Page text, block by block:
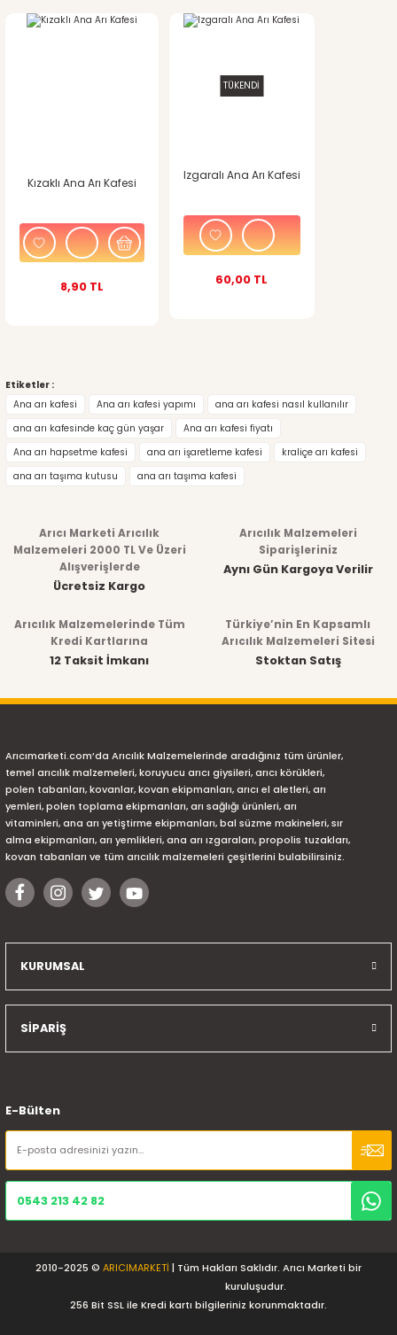
Kızaklı Ana Arı Kafesi
8,90 TL
TÜKENDİ
Izgaralı Ana Arı Kafesi
60,00 TL
Etiketler :
Ana arı kafesi
Ana arı kafesi yapımı
ana arı kafesi nasıl kullanılır
ana arı kafesinde kaç gün yaşar
Ana arı kafesi fiyatı
Ana arı hapsetme kafesi
ana arı işaretleme kafesi
kraliçe arı kafesi
ana arı taşıma kutusu
ana arı taşıma kafesi
Arıcı Marketi Arıcılık
Malzemeleri 2000 TL Ve Üzeri
Alışverişlerde
Ücretsiz Kargo
Arıcılık Malzemeleri
Siparişleriniz
Aynı Gün Kargoya Verilir
Arıcılık Malzemelerinde Tüm
Kredi Kartlarına
12 Taksit İmkanı
Türkiye’nin En Kapsamlı
Arıcılık Malzemeleri Sitesi
Stoktan Satış
Arıcımarketi.com’da Arıcılık Malzemelerinde aradığınız tüm ürünler,
temel arıcılık malzemeleri, koruyucu arıcı giysileri, arıcı körükleri,
polen tabanları, kovanlar, kovan ekipmanları, arıcı el aletleri, arı
yemleri, polen toplama ekipmanları, arı sağlığı ürünleri, arı
vitaminleri, ana arı yetiştirme ekipmanları, bal süzme makineleri, sır
alma ekipmanları, arı yemlikleri, ana arı ızgaraları, propolis tuzakları,
kovan tabanları ve tüm arıcılık malzemeleri çeşitlerini bulabilirsiniz.
KURUMSAL
SİPARİŞ
E-Bülten
0543 213 42 82
2010-2025 © ARICIMARKETİ | Tüm Hakları Saklıdır. Arıcı Marketi bir
kuruluşudur.
256 Bit SSL ile Kredi kartı bilgileriniz korunmaktadır.